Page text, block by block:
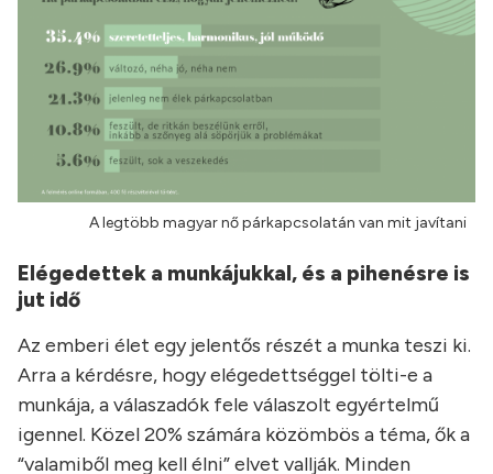
A legtöbb magyar nő párkapcsolatán van mit javítani
Elégedettek a munkájukkal, és a pihenésre is
jut idő
Az emberi élet egy jelentős részét a munka teszi ki.
Arra a kérdésre, hogy elégedettséggel tölti-e a
munkája, a válaszadók fele válaszolt egyértelmű
igennel. Közel 20% számára közömbös a téma, ők a
“valamiből meg kell élni” elvet vallják. Minden